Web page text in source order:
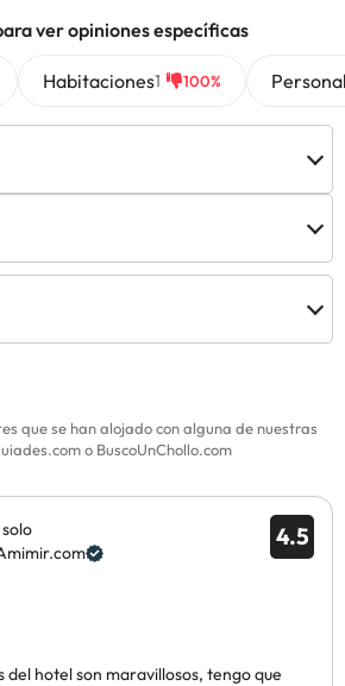
ver opiniones específicas
Habitaciones1 100%
que se han alojado con alguna de nuestras
o BuscoUnChollo.com
4.5
del hotel son maravillosos, tengo que